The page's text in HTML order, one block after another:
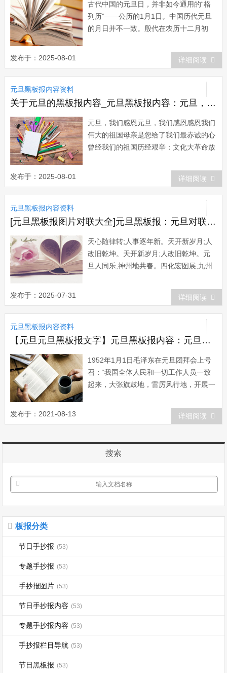
古代中国的元旦日，并非如今通用的“格
列历”——公历的1月1日。中国历代元旦
的月日并不一致。殷代在农历十二月初
一，周代在十一月初一，秦始皇统一六国
后又以十月初一日为元旦，自此历代相沿
未改(《史记》)。汉武帝太初元年时...
发布于：2025-08-01 详细阅读
元旦黑板报内容资料
关于元旦的黑板报内容_元旦黑板报内容：元旦，我们感恩
元旦，我们感恩元旦，我们感恩感恩我们
伟大的祖国母亲是您给了我们最赤诚的心
曾经我们的祖国历经艰辛：文化大革命放
退08雪灾、xx、512大地震压弯的又岂止
是民族的脊梁?它是在摧残伟大祖国母亲
的心……然而，祖国，您没有倒下前进的
发布于：2025-08-01 详细阅读
元旦黑板报内容资料
[元旦黑板报图片对联大全]元旦黑板报：元旦对联大全
天心随律转;人事逐年新。天开新岁月;人
改旧乾坤。天开新岁月;人改旧乾坤。元
旦人同乐;神州地共春。四化宏图展;九州
连双岁;五更分两年。一年春作首;万事公
为先。风正民心顺;人和国自安。节日人
共乐;神州地皆春。旧岁已呈彩;新年始到
门。正朔参三代;春旸煦万邦。庆一元肇...
发布于：2025-07-31 详细阅读
元旦黑板报内容资料
【元旦元旦黑板报文字】元旦黑板报内容：元旦大事记（三）
1952年1月1日毛泽东在元旦团拜会上号
召：“我国全体人民和一切工作人员一致
起来，大张旗鼓地，雷厉风行地，开展一
僚主义的斗争，将这些旧社会遗留下来的
污毒洗干净!”4日，中共中央发出《关于立
发布于：2021-08-13 详细阅读
搜索
板报分类
节日手抄报 (53)
专题手抄报 (53)
手抄报图片 (53)
节日手抄报内容 (53)
专题手抄报内容 (53)
手抄报栏目导航 (53)
节日黑板报 (53)